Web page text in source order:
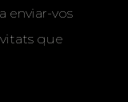
enviar-vos
que